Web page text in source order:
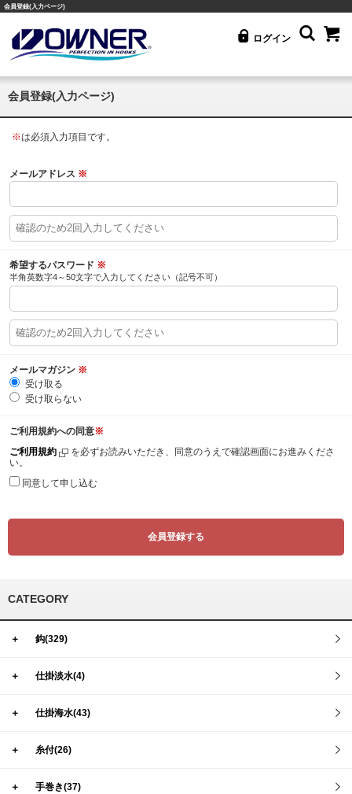
会員登録(入力ページ)
ログイン
会員登録(入力ページ)
※は必須入力項目です。
メールアドレス ※
希望するパスワード ※
半角英数字4～50文字で入力してください（記号不可）
メールマガジン ※
受け取る
受け取らない
ご利用規約への同意※
ご利用規約
を必ずお読みいただき、同意のうえで確認画面にお進みくださ
い。
同意して申し込む
CATEGORY
＋ 鈎(329)
＋ 仕掛淡水(4)
＋ 仕掛海水(43)
＋ 糸付(26)
＋ 手巻き(37)